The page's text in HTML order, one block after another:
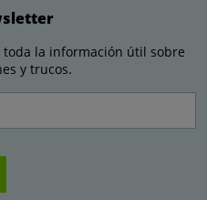
la información útil sobre
y trucos.